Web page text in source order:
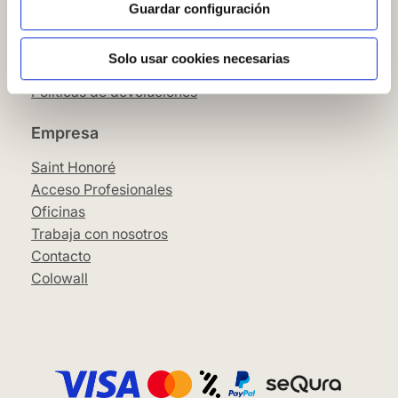
Guardar configuración
Solo usar cookies necesarias
Pago
Envíos y entrega
Políticas de devoluciones
Empresa
Saint Honoré
Acceso Profesionales
Oficinas
Trabaja con nosotros
Contacto
Colowall